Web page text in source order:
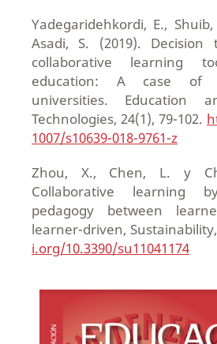
Yadegaridehkordi, E.,
Asadi, S. (2019).
collaborative learning
education: A case of
universities. Education
Technologies, 24(1), 79-102.
1007/s10639-018-9761-z
Zhou, X., Chen, L. y
Collaborative learning
pedagogy between
learner-driven,
i.org/10.3390/su11041174